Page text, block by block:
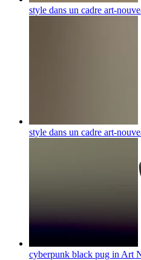
style dans un cadre art-
style dans un cadre art-
cyberpunk black pug in Art